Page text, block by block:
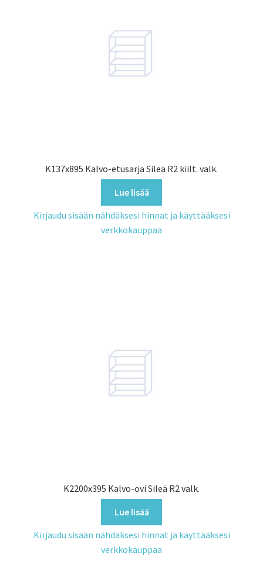
K137x895 Kalvo-etusarja Sileä R2 kiilt. valk.
Lue lisää
Kirjaudu sisään nähdäksesi hinnat ja käyttääksesi
verkkokauppaa
K2200x395 Kalvo-ovi Sileä R2 valk.
Lue lisää
Kirjaudu sisään nähdäksesi hinnat ja käyttääksesi
verkkokauppaa